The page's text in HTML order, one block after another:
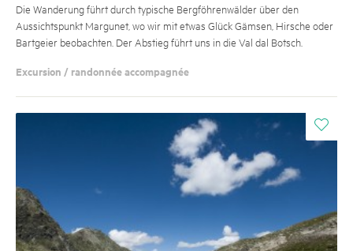
Die Wanderung führt durch ­typische Bergföhrenwälder über den
Aussichtspunkt Margunet, wo wir mit etwas Glück Gämsen, Hirsche oder
Bartgeier beobachten. Der Abstieg führt uns in die Val dal Botsch.
Excursion / randonnée accompagnée
i